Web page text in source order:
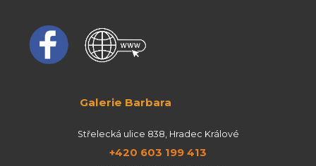
Galerie Barbara
Střelecká ulice 838, Hradec Králové
+420 603 199 413